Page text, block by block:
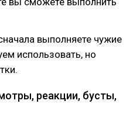
выполняете чужие
использовать, но
реакции, бусты,